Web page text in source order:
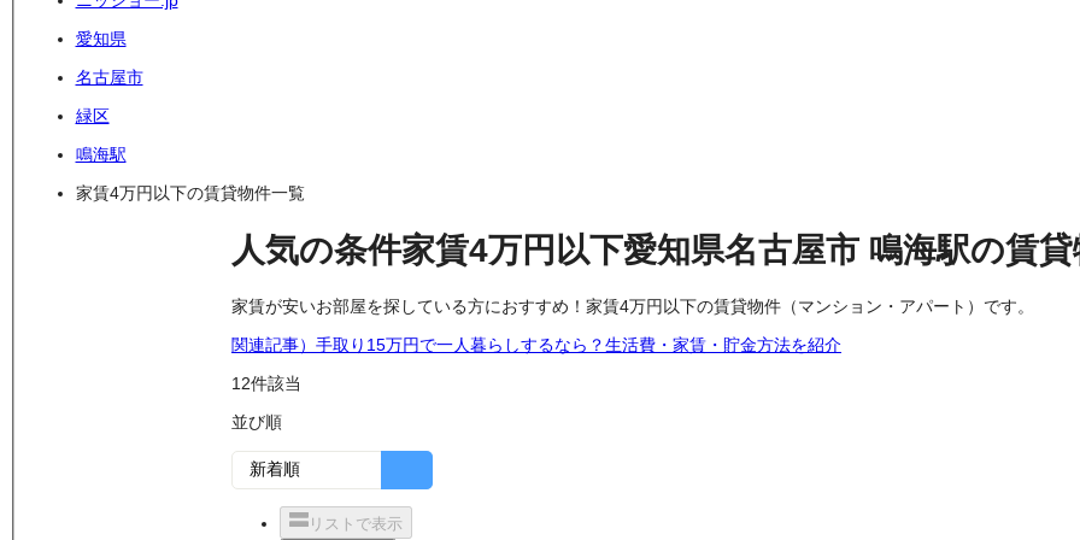
愛知県
名古屋市
緑区
鳴海駅
家賃4万円以下の賃貸物件一覧
人気の条件家賃4万円以下愛知県名古屋市 鳴海駅の賃
家賃が安いお部屋を探している方におすすめ！家賃4万円以下の賃貸物件（マンション・アパート）です。
関連記事）手取り15万円で一人暮らしするなら？生活費・家賃・貯金方法を紹介
12件該当
並び順
リストで表示